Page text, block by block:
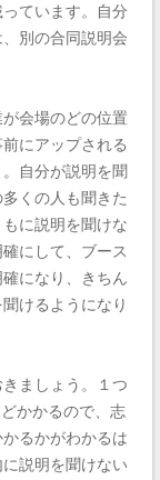
ています。自分
別の合同説明会
会場のどの位置
にアップされる
自分が説明を聞
くの人も聞きた
に説明を聞けな
にして、ブース
になり、きちん
けるようになり
ましょう。１つ
かかるので、志
るかがわかるは
説明を聞けない